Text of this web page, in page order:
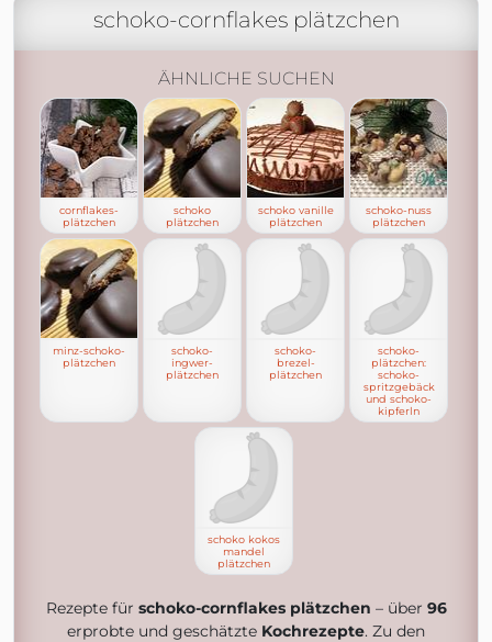
schoko-cornflakes plätzchen
ÄHNLICHE SUCHEN
cornflakes-
plätzchen
schoko
plätzchen
schoko vanille
plätzchen
schoko-nuss
plätzchen
minz-schoko-
plätzchen
schoko-
ingwer-
plätzchen
schoko-
brezel-
plätzchen
schoko-
plätzchen:
schoko-
spritzgebäck
und schoko-
kipferln
schoko kokos
mandel
plätzchen
Rezepte für schoko-cornflakes plätzchen – über 96
erprobte und geschätzte Kochrezepte. Zu den